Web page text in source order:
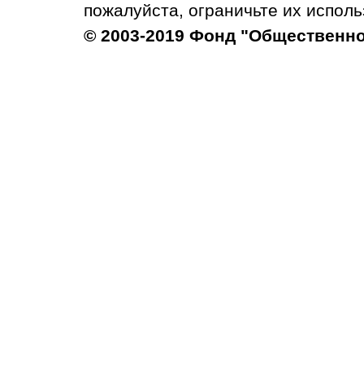
пожалуйста, ограничьте их
© 2003-2019 Фонд